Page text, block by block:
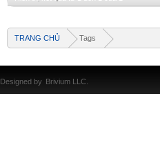
TRANG CHỦ Tags
Designed by Brivium LLC.